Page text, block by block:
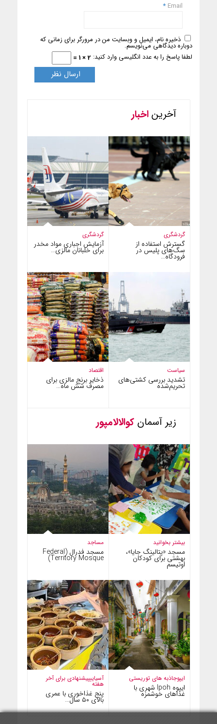
Email
*
ذخیره نام، ایمیل و وبسایت من در مرورگر برای زمانی که
دوباره دیدگاهی می‌نویسم.
لطفا پاسخ را به عدد انگلیسی وارد کنید: 2 × 1 =
آخریناخبار
گردشگری
آزمایش اجباری مواد مخدر
برای خلبانان مالزی…
گردشگری
گسترش استفاده از
سگ‌های پلیس در
فرودگاه…
اقتصاد
ذخایر برنج مالزی برای
مصرف شش ماه…
سیاست
تشدید بررسی کشتی‌های
تحریم‌شده
زیر آسمان کوالالامپور
مساجد
مسجد فدرال (Federal
Territory Mosque)
بیشتر بخوانید
مسجد «پتالینگ جایا»،
بهشتی برای کودکان
اوتیسم
آسیاییپیشنهادی برای آخر
هفته
پنج غذاخوری با عمری
بالای ۵۰ سال…
ایپوجاذبه های توریستی
ایپوه Ipoh شهری با
غذاهای خوشمزه